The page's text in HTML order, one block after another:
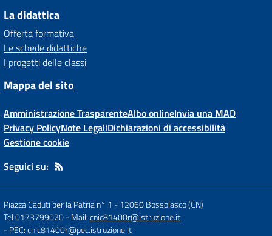
La didattica
Offerta formativa
Le schede didattiche
I progetti delle classi
Mappa del sito
Amministrazione TrasparenteAlbo onlineInvia una MAD
Privacy PolicyNote LegaliDichiarazioni di accessibilità
Gestione cookie
Seguici su:
Piazza Caduti per la Patria n° 1 -12060 Bossolasco (CN)
Tel 0173799020- Mail:cnic81400r@istruzione.it
- PEC:cnic81400r@pec.istruzione.it